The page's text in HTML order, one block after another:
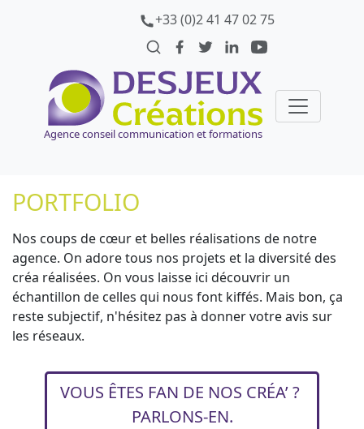
+33 (0)2 41 47 02 75
Agence conseil communication et formations
PORTFOLIO
Nos coups de cœur et belles réalisations de notre
agence. On adore tous nos projets et la diversité des
créa réalisées. On vous laisse ici découvrir un
échantillon de celles qui nous font kiffés. Mais bon, ça
reste subjectif, n'hésitez pas à donner votre avis sur
les réseaux.
VOUS ÊTES FAN DE NOS CRÉA’ ?
PARLONS-EN.